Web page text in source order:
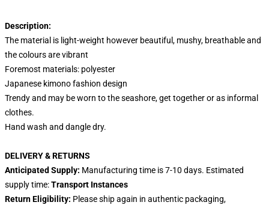
Description:
The material is light-weight however beautiful, mushy, breathable and
the colours are vibrant
Foremost materials: polyester
Japanese kimono fashion design
Trendy and may be worn to the seashore, get together or as informal
clothes.
Hand wash and dangle dry.
DELIVERY & RETURNS
Anticipated Supply: Manufacturing time is 7-10 days. Estimated
supply time:Transport Instances
Return Eligibility: Please ship again in authentic packaging,